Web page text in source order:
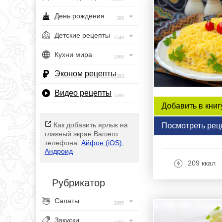
День рождения 385
Детские рецепты 1548
Кухни мира 1968
Эконом рецепты393
Видео рецепты 1396
Как добавить ярлык на
главный экран Вашего
телефона: Айфон (iOS)
Андроид
Рубрикатор
Салаты 2955
Закуски
Добавить в
Посмотреть
209 ккал